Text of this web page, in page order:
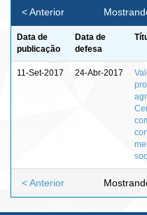
< Anterior
Data de
publicação
Data de
defesa
11-Set-2017 24-Abr-2017
< Anterior